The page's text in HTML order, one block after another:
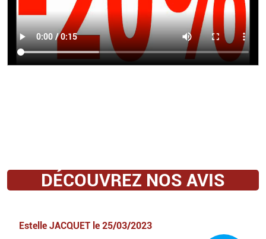
DÉCOUVREZ NOS AVIS
Estelle JACQUET le 25/03/2023